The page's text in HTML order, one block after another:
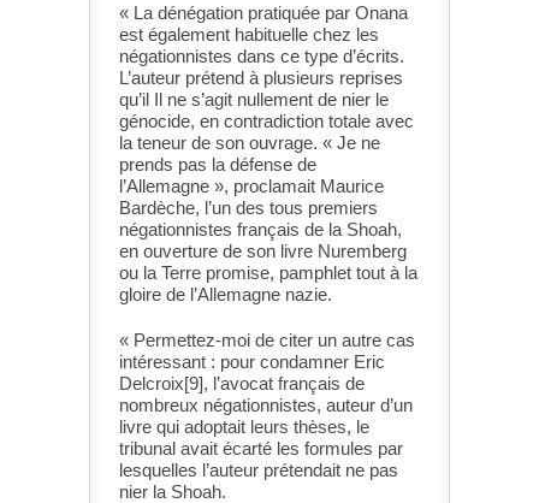
« La dénégation pratiquée par Onana
est également habituelle chez les
négationnistes dans ce type d’écrits.
L’auteur prétend à plusieurs reprises
qu’il Il ne s’agit nullement de nier le
génocide, en contradiction totale avec
la teneur de son ouvrage. « Je ne
prends pas la défense de
l’Allemagne », proclamait Maurice
Bardèche, l’un des tous premiers
négationnistes français de la Shoah,
en ouverture de son livre Nuremberg
ou la Terre promise, pamphlet tout à la
gloire de l’Allemagne nazie.
« Permettez-moi de citer un autre cas
intéressant : pour condamner Eric
Delcroix[9], l’avocat français de
nombreux négationnistes, auteur d’un
livre qui adoptait leurs thèses, le
tribunal avait écarté les formules par
lesquelles l’auteur prétendait ne pas
nier la Shoah.